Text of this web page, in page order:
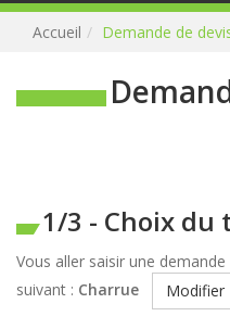
Accueil Demande de
1/3 - Choix du
Vous aller saisir une
suivant : Charrue Modifier